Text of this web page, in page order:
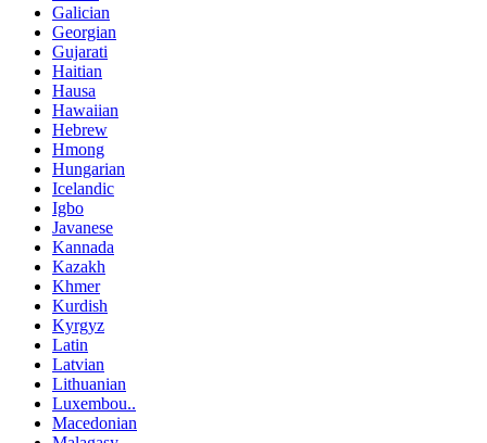
Galician
Georgian
Gujarati
Haitian
Hausa
Hawaiian
Hebrew
Hmong
Hungarian
Icelandic
Igbo
Javanese
Kannada
Kazakh
Khmer
Kurdish
Kyrgyz
Latin
Latvian
Lithuanian
Luxembou..
Macedonian